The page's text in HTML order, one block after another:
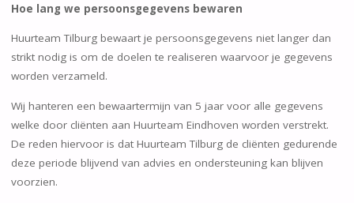
Hoe lang we persoonsgegevens bewaren
Huurteam Tilburg bewaart je persoonsgegevens niet langer dan
strikt nodig is om de doelen te realiseren waarvoor je gegevens
worden verzameld.
Wij hanteren een bewaartermijn van 5 jaar voor alle gegevens
welke door cliënten aan Huurteam Eindhoven worden verstrekt.
De reden hiervoor is dat Huurteam Tilburg de cliënten gedurende
deze periode blijvend van advies en ondersteuning kan blijven
voorzien.